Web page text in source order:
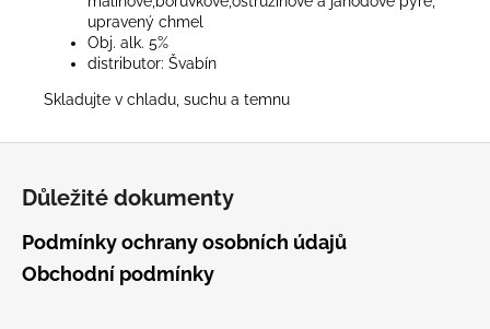
upravený chmel
Obj. alk. 5%
distributor: Švabín
Skladujte v chladu, suchu a temnu
Důležité dokumenty
Podmínky ochrany osobních údajů
Obchodní podmínky